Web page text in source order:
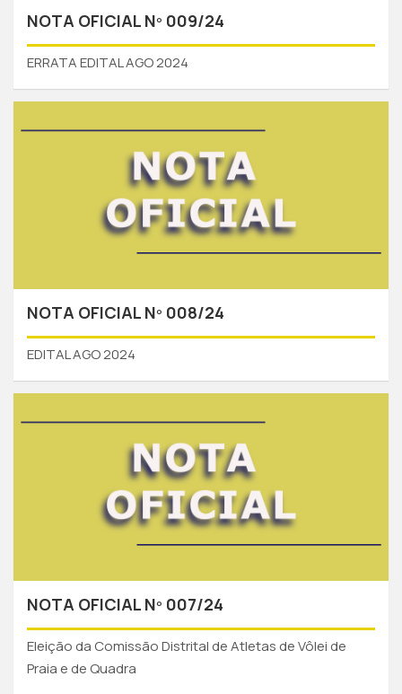
NOTA OFICIAL Nº 009/24
ERRATA EDITAL AGO 2024
NOTA OFICIAL Nº 008/24
EDITAL AGO 2024
NOTA OFICIAL Nº 007/24
Eleição da Comissão Distrital de Atletas de Vôlei de
Praia e de Quadra